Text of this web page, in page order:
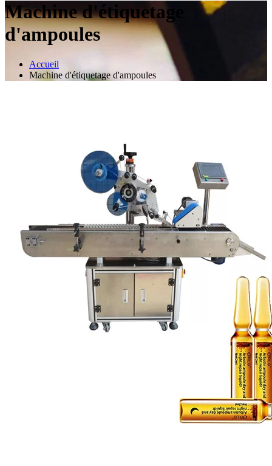
Machine d'étiquetage
d'ampoules
Accueil
Machine d'étiquetage d'ampoules